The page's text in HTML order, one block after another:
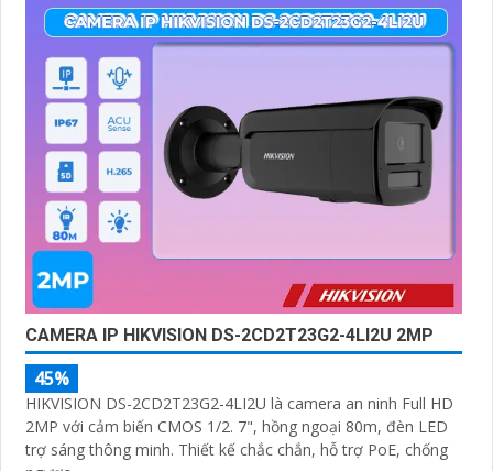
CAMERA IP HIKVISION DS-2CD2T23G2-4LI2U 2MP
45%
HIKVISION DS-2CD2T23G2-4LI2U là camera an ninh Full HD
2MP với cảm biến CMOS 1/2. 7", hồng ngoại 80m, đèn LED
trợ sáng thông minh. Thiết kế chắc chắn, hỗ trợ PoE, chống